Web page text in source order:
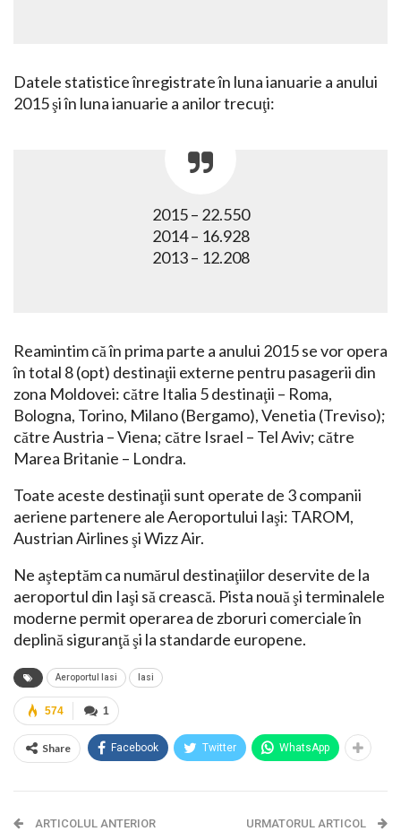
Datele statistice înregistrate în luna ianuarie a anului
2015 şi în luna ianuarie a anilor trecuţi:
2015 – 22.550
2014 – 16.928
2013 – 12.208
Reamintim că în prima parte a anului 2015 se vor opera
în total 8 (opt) destinaţii externe pentru pasagerii din
zona Moldovei: către Italia 5 destinaţii – Roma,
Bologna, Torino, Milano (Bergamo), Venetia (Treviso);
către Austria – Viena; către Israel – Tel Aviv; către
Marea Britanie – Londra.
Toate aceste destinaţii sunt operate de 3 companii
aeriene partenere ale Aeroportului Iaşi: TAROM,
Austrian Airlines şi Wizz Air.
Ne aşteptăm ca numărul destinaţiilor deservite de la
aeroportul din Iaşi să crească. Pista nouă şi terminalele
moderne permit operarea de zboruri comerciale în
deplină siguranţă şi la standarde europene.
Aeroportul Iasi Iasi
1
574
Share Facebook Twitter WhatsApp
ARTICOLUL ANTERIOR URMATORUL ARTICOL